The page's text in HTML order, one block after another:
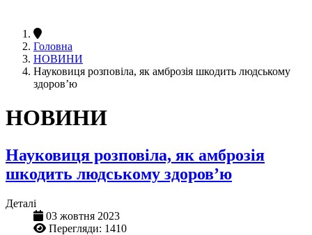
Головна
НОВИНИ
Науковиця розповіла, як амброзія шкодить людському
здоров’ю
НОВИНИ
Науковиця розповіла, як амброзія
шкодить людському здоров’ю
Деталі
03 жовтня 2023
Перегляди: 1410